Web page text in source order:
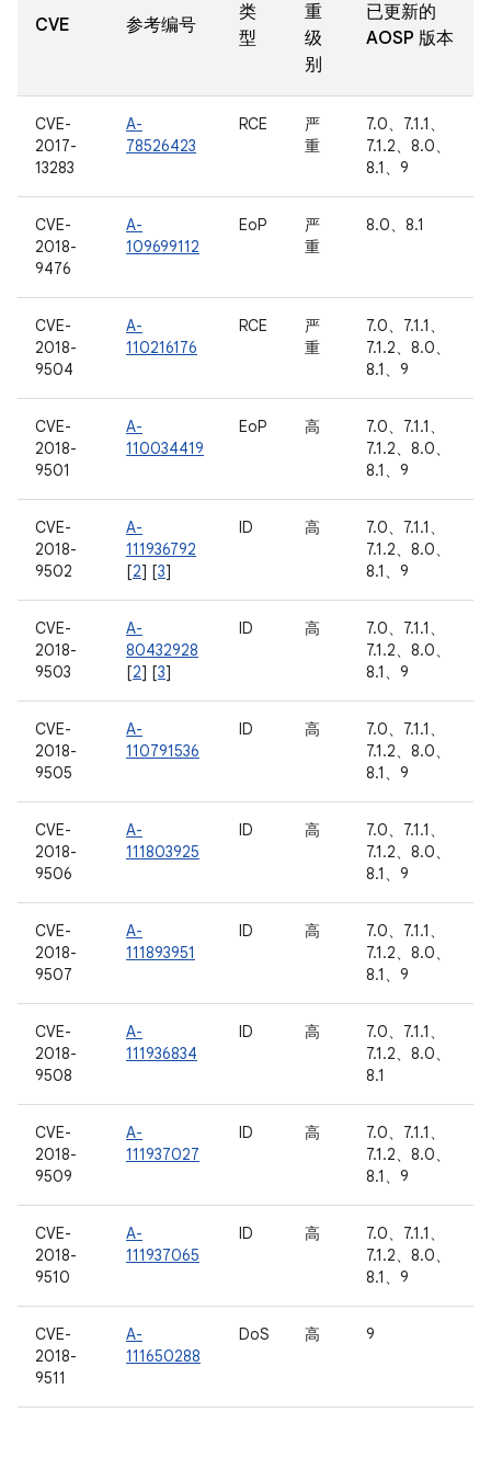
CVE 参考编号
类
型
重
级
别
已更新的
AOSP 版本
CVE-
2017-
13283
A-
78526423
RCE
严
重
7.0、7.1.1、
7.1.2、8.0、
8.1、9
CVE-
2018-
9476
A-
109699112
EoP
严
重
8.0、8.1
CVE-
2018-
9504
A-
110216176
RCE
严
重
7.0、7.1.1、
7.1.2、8.0、
8.1、9
CVE-
2018-
9501
A-
110034419
EoP 高
7.0、7.1.1、
7.1.2、8.0、
8.1、9
CVE-
2018-
9502
A-
111936792
[2] [3]
ID 高
7.0、7.1.1、
7.1.2、8.0、
8.1、9
CVE-
2018-
9503
A-
80432928
[2] [3]
ID 高
7.0、7.1.1、
7.1.2、8.0、
8.1、9
CVE-
2018-
9505
A-
110791536
ID 高
7.0、7.1.1、
7.1.2、8.0、
8.1、9
CVE-
2018-
9506
A-
111803925
ID 高
7.0、7.1.1、
7.1.2、8.0、
8.1、9
CVE-
2018-
9507
A-
111893951
ID 高
7.0、7.1.1、
7.1.2、8.0、
8.1、9
CVE-
2018-
9508
A-
111936834
ID 高
7.0、7.1.1、
7.1.2、8.0、
8.1
CVE-
2018-
9509
A-
111937027
ID 高
7.0、7.1.1、
7.1.2、8.0、
8.1、9
CVE-
2018-
9510
A-
111937065
ID 高
7.0、7.1.1、
7.1.2、8.0、
8.1、9
CVE-
2018-
9511
A-
111650288
DoS 高 9